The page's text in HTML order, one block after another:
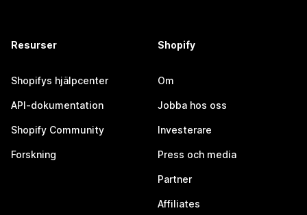
Resurser
Shopifys hjälpcenter
API-dokumentation
Shopify Community
Forskning
Shopify
Om
Jobba hos oss
Investerare
Press och media
Partner
Affiliates